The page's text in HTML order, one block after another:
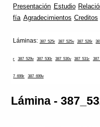
Presentación Estudio
fía Agradecimientos Creditos
Láminas: 387_525r 387_525v 387_526r
r 387_529v 387_530r 387_530v 387_531r
7_699r 387_699v
Lámina -